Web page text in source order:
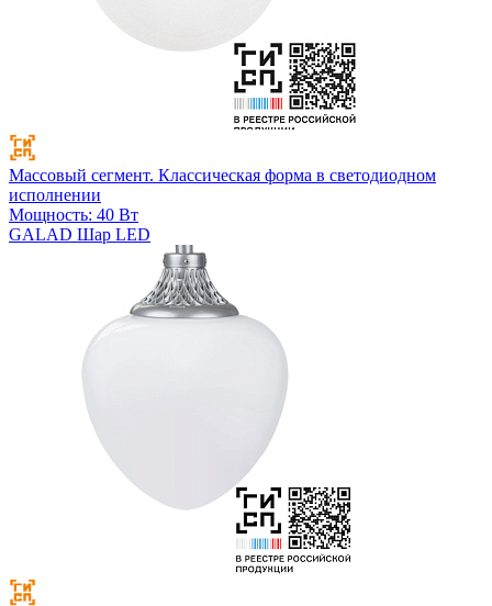
Массовый сегмент. Классическая форма в светодиодном
исполнении
Мощность: 40 Вт
GALAD Шар LED